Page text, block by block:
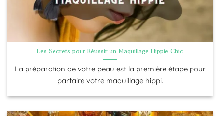
Les Secrets pour Réussir un Maquillage Hippie Chic
La préparation de votre peau est la première étape pour
parfaire votre maquillage hippi.